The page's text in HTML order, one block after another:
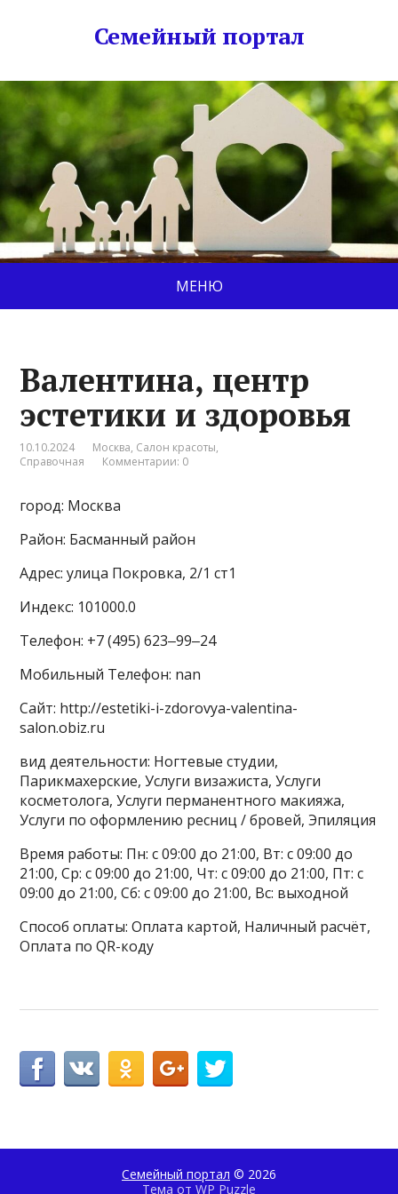
Семейный портал
МЕНЮ
Валентина, центр
эстетики и здоровья
10.10.2024 Москва, Салон красоты,
Справочная
Комментарии: 0
город: Москва
Район: Басманный район
Адрес: улица Покровка, 2/1 ст1
Индекс: 101000.0
Телефон: +7 (495) 623‒99‒24
Мобильный Телефон: nan
Сайт: http://estetiki-i-zdorovya-valentina-
salon.obiz.ru
вид деятельности: Ногтевые студии,
Парикмахерские, Услуги визажиста, Услуги
косметолога, Услуги перманентного макияжа,
Услуги по оформлению ресниц / бровей, Эпиляция
Время работы: Пн: с 09:00 до 21:00, Вт: с 09:00 до
21:00, Ср: с 09:00 до 21:00, Чт: с 09:00 до 21:00, Пт: с
09:00 до 21:00, Сб: с 09:00 до 21:00, Вс: выходной
Способ оплаты: Оплата картой, Наличный расчёт,
Оплата по QR-коду
Семейный портал © 2026
Тема от WP Puzzle